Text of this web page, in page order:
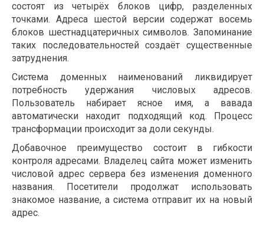
состоят из четырёх блоков цифр, разделенных
точками. Адреса шестой версии содержат восемь
блоков шестнадцатеричных символов. Запоминание
таких последовательностей создаёт существенные
затруднения.
Система доменных наименований ликвидирует
потребность удержания числовых адресов.
Пользователь набирает ясное имя, а вавада
автоматически находит подходящий код. Процесс
трансформации происходит за доли секунды.
Добавочное преимущество состоит в гибкости
контроля адресами. Владелец сайта может изменить
числовой адрес сервера без изменения доменного
названия. Посетители продолжат использовать
знакомое название, а система отправит их на новый
адрес.